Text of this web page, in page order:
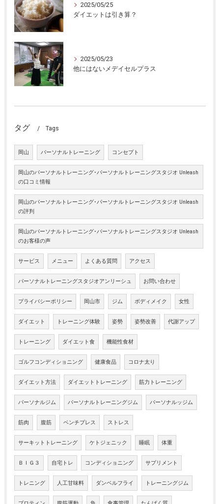
2025/05/25
ダイエットは引き算？
2025/05/23
他にはないメデイセルプラス
タグ Tags
岡山 パーソナルトレーニング コンセプト
岡山のパーソナルトレーニング･パーソナルトレーニングスタジオ Unleash
の口コミ情報
岡山のパーソナルトレーニング･パーソナルトレーニングスタジオ Unleash
の評判
岡山のパーソナルトレーニング･パーソナルトレーニングスタジオ Unleash
のお客様の声
サービス メニュー よくある質問 アクセス
パーソナルトレーニングスタジオアンリーシュ お問い合わせ
プライバシーポリシー 岡山市 ジム ボディメイク 女性
ダイエット トレーニング体験 姿勢 姿勢改善 代謝アップ
トレーニング ダイエット食 機能性食材
ゴルフコンディショニング 健康食品 コロナ太り
ダイエット方法 ダイエットトレーニング 筋力トレーニング
パーソナルジム パーソナルトレーニングジム パーソナルッジム
筋肉 腹筋 ベンチプレス ストレス
サーキットトレーニング ケトジェニック 睡眠 体重
ＢＩＧ３ 自宅トレ コンディショニング サプリメント
トレニング 人工甘味料 ダンベルフライ トレーニングジム